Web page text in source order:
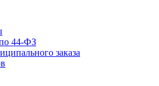
44-ФЗ
заказа